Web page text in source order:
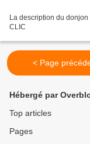
La description du
CLIC
< Page
Hébergé par
Top articles
Pages